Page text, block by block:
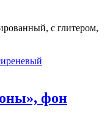
с глитером,
фон